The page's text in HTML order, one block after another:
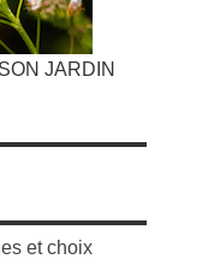
JARDIN
et choix